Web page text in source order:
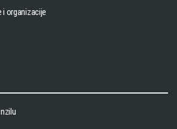
i organizacije